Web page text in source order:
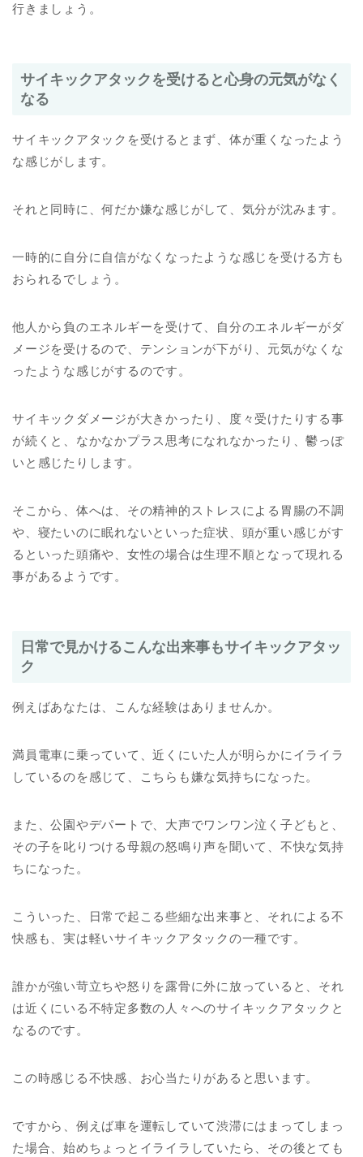
行きましょう。
サイキックアタックを受けると心身の元気がなく
なる
サイキックアタックを受けるとまず、体が重くなったよう
な感じがします。
それと同時に、何だか嫌な感じがして、気分が沈みます。
一時的に自分に自信がなくなったような感じを受ける方も
おられるでしょう。
他人から負のエネルギーを受けて、自分のエネルギーがダ
メージを受けるので、テンションが下がり、元気がなくな
ったような感じがするのです。
サイキックダメージが大きかったり、度々受けたりする事
が続くと、なかなかプラス思考になれなかったり、鬱っぽ
いと感じたりします。
そこから、体へは、その精神的ストレスによる胃腸の不調
や、寝たいのに眠れないといった症状、頭が重い感じがす
るといった頭痛や、女性の場合は生理不順となって現れる
事があるようです。
日常で見かけるこんな出来事もサイキックアタッ
ク
例えばあなたは、こんな経験はありませんか。
満員電車に乗っていて、近くにいた人が明らかにイライラ
しているのを感じて、こちらも嫌な気持ちになった。
また、公園やデパートで、大声でワンワン泣く子どもと、
その子を叱りつける母親の怒鳴り声を聞いて、不快な気持
ちになった。
こういった、日常で起こる些細な出来事と、それによる不
快感も、実は軽いサイキックアタックの一種です。
誰かが強い苛立ちや怒りを露骨に外に放っていると、それ
は近くにいる不特定多数の人々へのサイキックアタックと
なるのです。
この時感じる不快感、お心当たりがあると思います。
ですから、例えば車を運転していて渋滞にはまってしまっ
た場合、始めちょっとイライラしていたら、その後とても